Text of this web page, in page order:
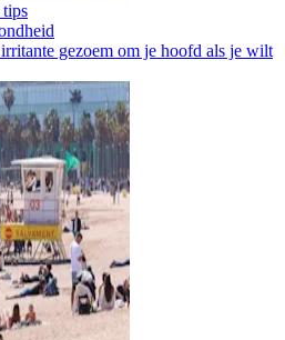
gezoem om je hoofd als je wilt